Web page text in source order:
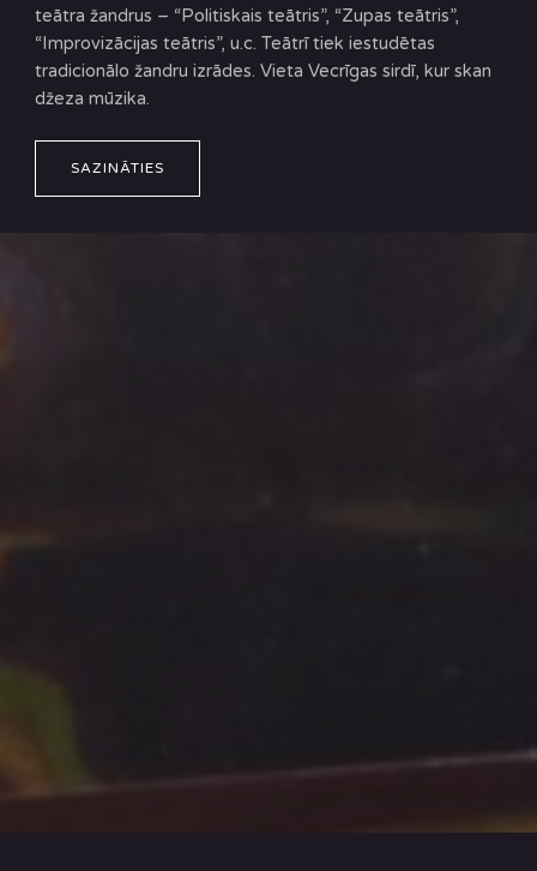
teātra žandrus – “Politiskais teātris”, “Zupas teātris”,
“Improvizācijas teātris”, u.c. Teātrī tiek iestudētas
tradicionālo žandru izrādes. Vieta Vecrīgas sirdī, kur skan
džeza mūzika.
SAZINĀTIES